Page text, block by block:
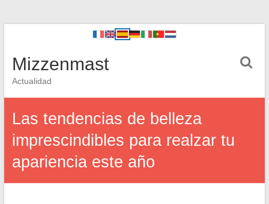
Mizzenmast
Actualidad
Las tendencias de belleza
imprescindibles para realzar tu
apariencia este año